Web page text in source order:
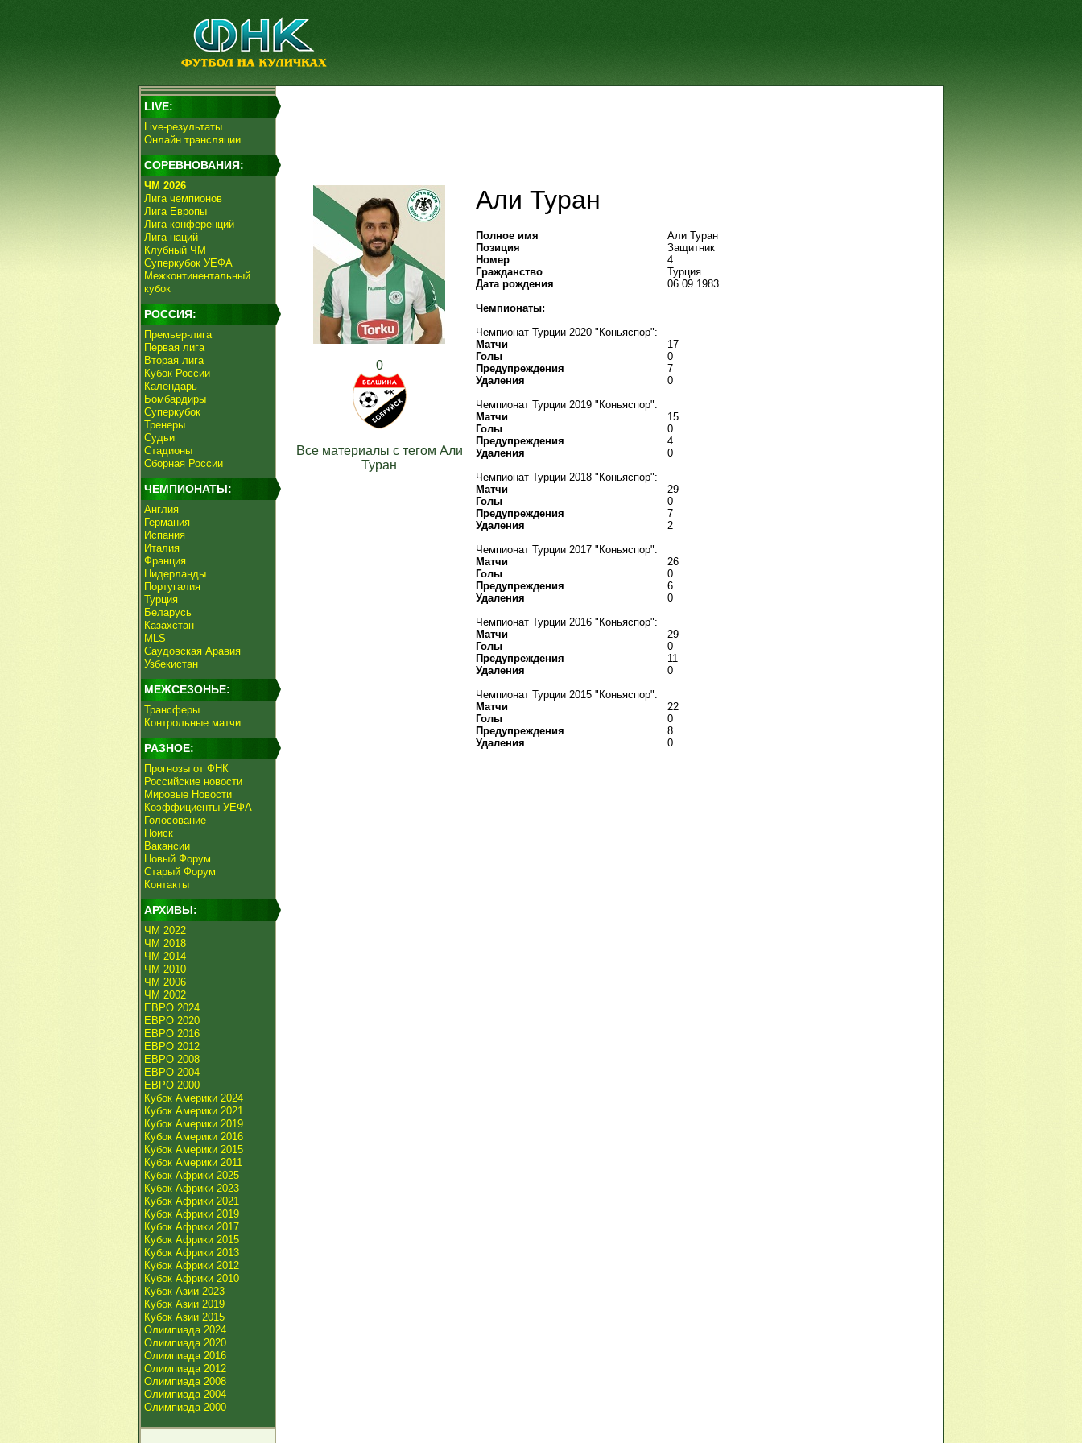
LIVE:
Live-результаты
Онлайн трансляции
СОРЕВНОВАНИЯ:
ЧМ 2026
Лига чемпионов
Лига Европы
Лига конференций
Лига наций
Клубный ЧМ
Суперкубок УЕФА
Межконтинентальный
кубок
РОССИЯ:
Премьер-лига
Первая лига
Вторая лига
Кубок России
Календарь
Бомбардиры
Суперкубок
Тренеры
Судьи
Стадионы
Сборная России
ЧЕМПИОНАТЫ:
Англия
Германия
Испания
Италия
Франция
Нидерланды
Португалия
Турция
Беларусь
Казахстан
MLS
Саудовская Аравия
Узбекистан
МЕЖСЕЗОНЬЕ:
Трансферы
Контрольные матчи
РАЗНОЕ:
Прогнозы от ФНК
Российские новости
Мировые Новости
Коэффициенты УЕФА
Голосование
Поиск
Вакансии
Новый Форум
Старый Форум
Контакты
АРХИВЫ:
ЧМ 2022
ЧМ 2018
ЧМ 2014
ЧМ 2010
ЧМ 2006
ЧМ 2002
ЕВРО 2024
ЕВРО 2020
ЕВРО 2016
ЕВРО 2012
ЕВРО 2008
ЕВРО 2004
ЕВРО 2000
Кубок Америки 2024
Кубок Америки 2021
Кубок Америки 2019
Кубок Америки 2016
Кубок Америки 2015
Кубок Америки 2011
Кубок Африки 2025
Кубок Африки 2023
Кубок Африки 2021
Кубок Африки 2019
Кубок Африки 2017
Кубок Африки 2015
Кубок Африки 2013
Кубок Африки 2012
Кубок Африки 2010
Кубок Азии 2023
Кубок Азии 2019
Кубок Азии 2015
Олимпиада 2024
Олимпиада 2020
Олимпиада 2016
Олимпиада 2012
Олимпиада 2008
Олимпиада 2004
Олимпиада 2000
0
Все материалы с тегом Али
Туран
Али Туран
Полное имя
Али Туран
Позиция
Защитник
Номер
4
Гражданство
Турция
Дата рождения
06.09.1983
Чемпионаты:
Чемпионат Турции 2020 "Коньяспор":
Матчи
17
Голы
0
Предупреждения
7
Удаления
0
Чемпионат Турции 2019 "Коньяспор":
Матчи
15
Голы
0
Предупреждения
4
Удаления
0
Чемпионат Турции 2018 "Коньяспор":
Матчи
29
Голы
0
Предупреждения
7
Удаления
2
Чемпионат Турции 2017 "Коньяспор":
Матчи
26
Голы
0
Предупреждения
6
Удаления
0
Чемпионат Турции 2016 "Коньяспор":
Матчи
29
Голы
0
Предупреждения
11
Удаления
0
Чемпионат Турции 2015 "Коньяспор":
Матчи
22
Голы
0
Предупреждения
8
Удаления
0